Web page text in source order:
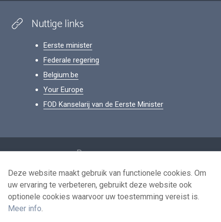
Nuttige links
Eerste minister
Federale regering
Belgium.be
Your Europe
FOD Kanselarij van de Eerste Minister
Persoonsgegevens
Voorwaarden voor het hergebruik
Contacteer ons
Deze website maakt gebruik van functionele cookies. Om
uw ervaring te verbeteren, gebruikt deze website ook
optionele cookies waarvoor uw toestemming vereist is.
Meer info.